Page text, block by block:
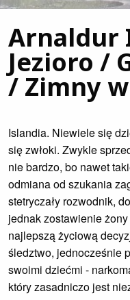
Arnaldur
Jezioro /
/ Zimny
Islandia. Niewiele się
się zwłoki. Zwykle
nie bardzo, bo nawet
odmiana od szukania
stetryczały rozwodnik,
jednak zostawienie
najlepszą życiową
śledztwo, jednocześnie
swoimi dziećmi -
który zasadniczo jest